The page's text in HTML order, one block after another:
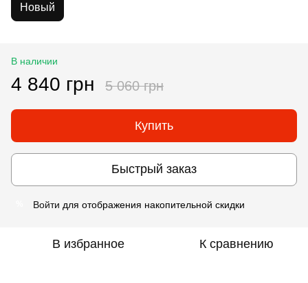
Новый
В наличии
4 840 грн 5 060 грн
Купить
Быстрый заказ
Войти для отображения накопительной скидки
В избранное К сравнению